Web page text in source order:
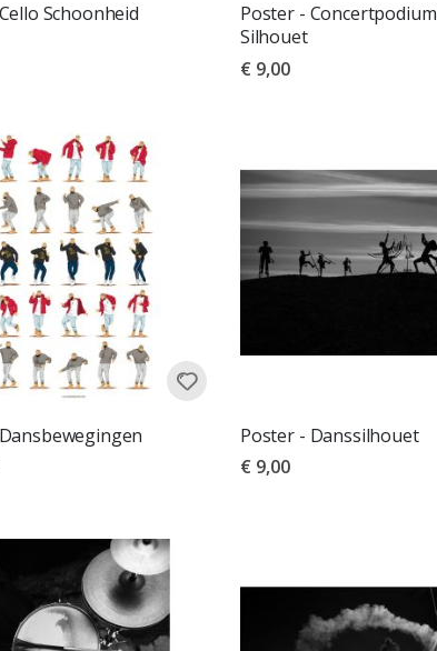
Schoonheid
Poster - Concertpodium
Silhouet
€ 9,00
Poster - Danssilhouet
€ 9,00